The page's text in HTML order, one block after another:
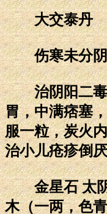
大交泰丹
伤寒未分阴
治阴阳二毒伤
胃，中满痞塞
服一粒，炭火
治小儿疮疹倒
金星石 太阴玄
木（一两，色